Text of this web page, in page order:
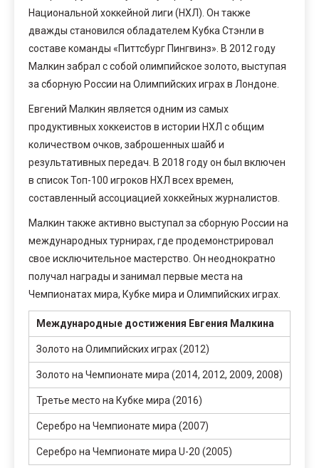
Национальной хоккейной лиги (НХЛ). Он также
дважды становился обладателем Кубка Стэнли в
составе команды «Питтсбург Пингвинз». В 2012 году
Малкин забрал с собой олимпийское золото, выступая
за сборную России на Олимпийских играх в Лондоне.
Евгений Малкин является одним из самых
продуктивных хоккеистов в истории НХЛ с общим
количеством очков, заброшенных шайб и
результативных передач. В 2018 году он был включен
в список Топ-100 игроков НХЛ всех времен,
составленный ассоциацией хоккейных журналистов.
Малкин также активно выступал за сборную России на
международных турнирах, где продемонстрировал
свое исключительное мастерство. Он неоднократно
получал награды и занимал первые места на
Чемпионатах мира, Кубке мира и Олимпийских играх.
Международные достижения Евгения Малкина
Золото на Олимпийских играх (2012)
Золото на Чемпионате мира (2014, 2012, 2009, 2008)
Третье место на Кубке мира (2016)
Серебро на Чемпионате мира (2007)
Серебро на Чемпионате мира U-20 (2005)